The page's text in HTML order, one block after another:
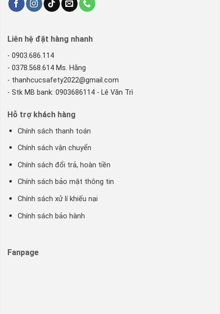
Liên hệ đặt hàng nhanh
- 0903.686.114
- 0378.568.614 Ms. Hằng
- thanhcucsafety2022@gmail.com
- Stk MB bank: 0903686114 - Lê Văn Trì
Hỗ trợ khách hàng
Chính sách thanh toán
Chính sách vận chuyển
Chính sách đổi trả, hoàn tiền
Chính sách bảo mật thông tin
Chính sách xử lí khiếu nại
Chính sách bảo hành
Fanpage